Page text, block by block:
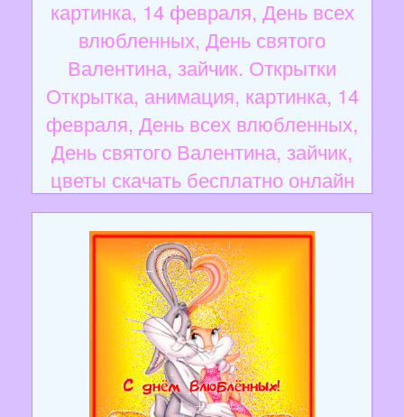
картинка, 14 февраля, День всех
влюбленных, День святого
Валентина, зайчик. Открытки
Открытка, анимация, картинка, 14
февраля, День всех влюбленных,
День святого Валентина, зайчик,
цветы скачать бесплатно онлайн